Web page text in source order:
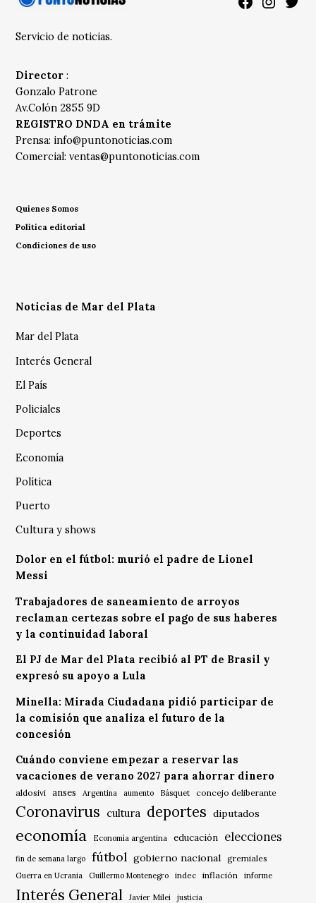
Servicio de noticias.
Director :
Gonzalo Patrone
Av.Colón 2855 9D
REGISTRO DNDA en trámite
Prensa: info@puntonoticias.com
Comercial:ventas@puntonoticias.com
Quienes Somos
Política editorial
Condiciones de uso
Noticias de Mar del Plata
Mar del Plata
Interés General
El País
Policiales
Deportes
Economía
Política
Puerto
Cultura y shows
Dolor en el fútbol: murió el padre de Lionel
Messi
Trabajadores de saneamiento de arroyos
reclaman certezas sobre el pago de sus haberes
y la continuidad laboral
El PJ de Mar del Plata recibió al PT de Brasil y
expresó su apoyo a Lula
Minella: Mirada Ciudadana pidió participar de
la comisión que analiza el futuro de la
concesión
Cuándo conviene empezar a reservar las
vacaciones de verano 2027 para ahorrar dinero
aldosivi anses Argentina aumento Básquet concejo deliberante
Coronavirus cultura deportes diputados
economía Economía argentina educación elecciones
fin de semana largo fútbol gobierno nacional gremiales
Guerra en Ucrania Guillermo Montenegro indec inflación informe
Interés General Javier Milei justicia